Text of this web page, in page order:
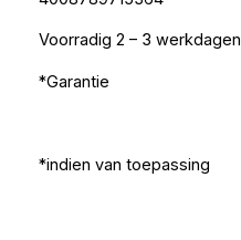
Voorradig 2 – 3 werkdagen
*Garantie
*indien van toepassing